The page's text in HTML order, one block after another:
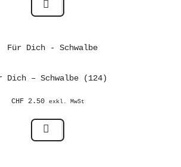
Dich – Schwalbe (124)
CHF2.50 exkl. MwSt